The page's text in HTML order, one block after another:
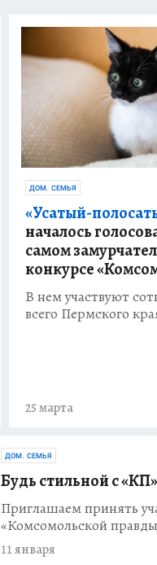
ДОМ. СЕМЬЯ
«Усатый-
началось
самом
конкурсе
В нем участвуют
всего Пермского
25 марта
ДОМ. СЕМЬЯ
Будь стильной с «КП»
Приглашаем принять
«Комсомольской
11 января